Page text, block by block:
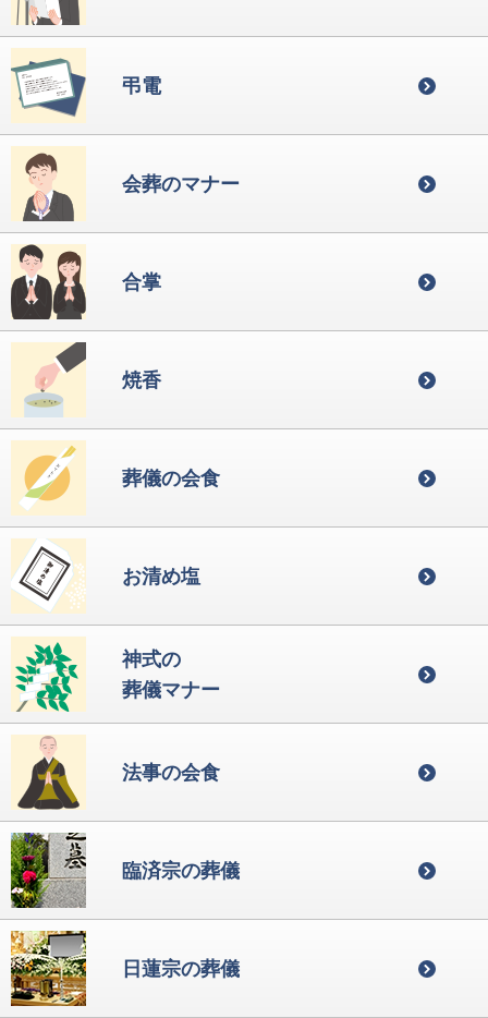
弔電
会葬のマナー
合掌
焼香
葬儀の会食
お清め塩
神式の
葬儀マナー
法事の会食
臨済宗の葬儀
日蓮宗の葬儀